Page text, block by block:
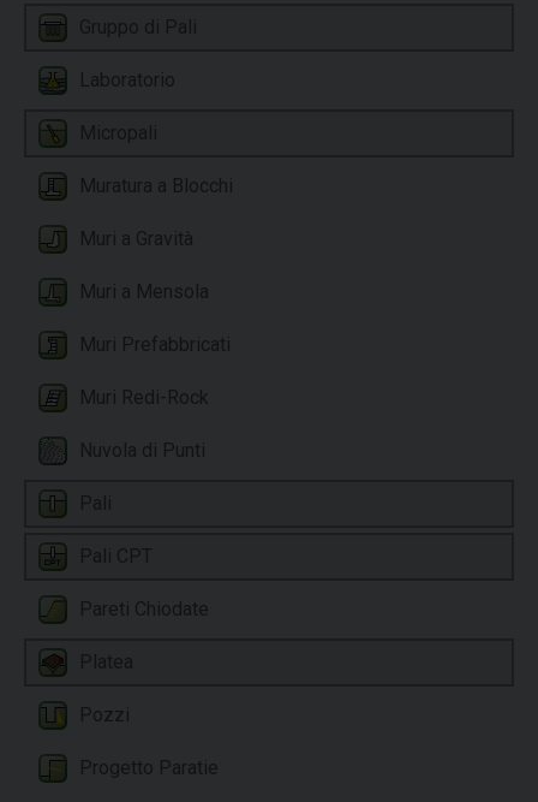
Laboratorio
Muratura a Blocchi
Muri a Gravità
Muri a Mensola
Muri Prefabbricati
Muri Redi-Rock
Nuvola di Punti
Pareti Chiodate
Pozzi
Progetto Paratie